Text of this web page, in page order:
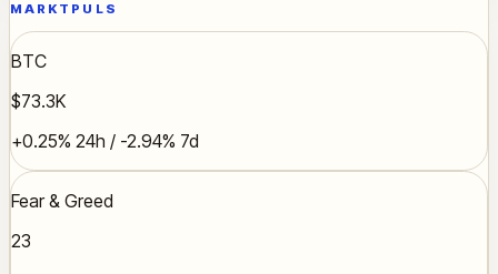
MARKTPULS
BTC
$73.3K
+0.25% 24h / -2.94% 7d
Fear & Greed
23